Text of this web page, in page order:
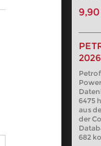
2026
6475
aus
der
682